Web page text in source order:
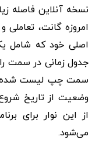
نسخه آنلاین فاصله
امروزه گانت،
اصلی خود که
جدول زمانی در سمت
سمت چپ لیست شده و
وضعیت از تاریخ
از این نوار برای
می‌شود.